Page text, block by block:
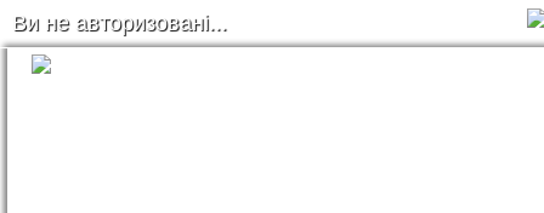
Ви не авторизовані...